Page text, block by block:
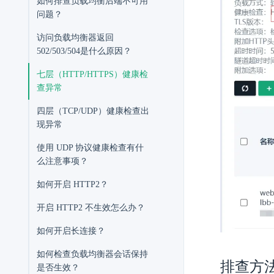
问题？
访问负载均衡器返回
502/503/504是什么原因？
七层（HTTP/HTTPS）健康检
查异常
四层（TCP/UDP）健康检查出
现异常
使用 UDP 协议健康检查有什
么注意事项？
如何开启 HTTP2？
开启 HTTP2 不生效怎么办？
如何开启长连接？
如何检查负载均衡器会话保持
是否生效？
排查方